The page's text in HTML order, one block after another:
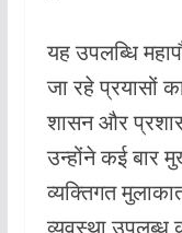
यह उपलब्धि
जा रहे प्रयासों
शासन और
उन्होंने कई बार
व्यक्तिगत
व्यवस्था उपलब्ध